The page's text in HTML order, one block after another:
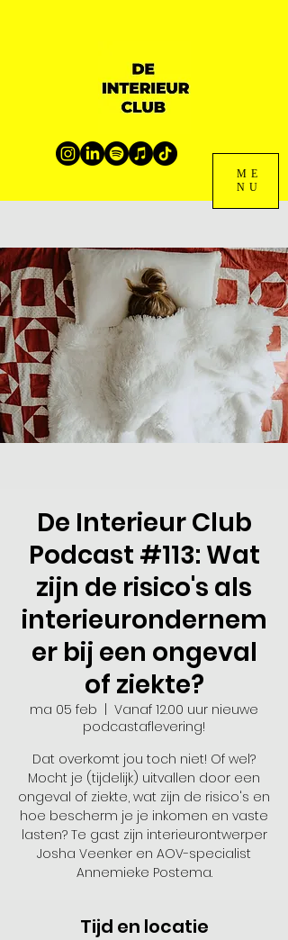
ME
NU
De Interieur Club
Podcast #113: Wat
zijn de risico's als
interieurondernem
er bij een ongeval
of ziekte?
ma 05 feb
Vanaf 12.00 uur nieuwe
podcastaflevering!
Dat overkomt jou toch niet! Of wel?
Mocht je (tijdelijk) uitvallen door een
ongeval of ziekte, wat zijn de risico's en
hoe bescherm je je inkomen en vaste
lasten? Te gast zijn interieurontwerper
Josha Veenker en AOV-specialist
Annemieke Postema.
Tijd en locatie